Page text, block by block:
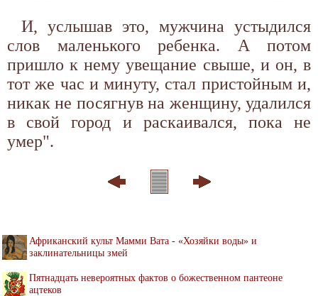
И, услышав это, мужчина устыдился
слов маленького ребенка. А потом
пришло к нему увещание свыше, и он, в
тот же час и минуту, стал пристойным и,
никак не посягнув на женщину, удалился
в свой город и раскаивался, пока не
умер".
Африканский культ Мамми Вата - «Хозяйки воды» и
заклинательницы змей
Пятнадцать невероятных фактов о божественном пантеоне
ацтеков